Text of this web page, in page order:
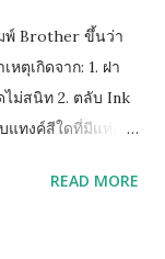
พ์ Brother ขึ้นว่า
ตุเกิดจาก: 1. ฝา
ไม่สนิท 2. ตลับ Ink
ทงค์สีใดที่มีแท่ง
อดตลับทั้งหมดออก
READ MORE